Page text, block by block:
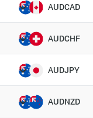
AUDCAD
AUDCHF
AUDJPY
AUDNZD